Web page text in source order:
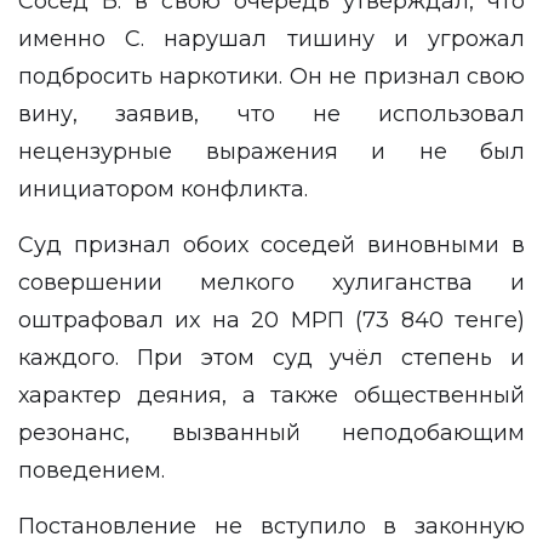
именно С. нарушал тишину и угрожал
подбросить наркотики. Он не признал свою
вину, заявив, что не использовал
нецензурные выражения и не был
инициатором конфликта.
Суд признал обоих соседей виновными в
совершении мелкого хулиганства и
оштрафовал их на 20 МРП (73 840 тенге)
каждого. При этом суд учёл степень и
характер деяния, а также общественный
резонанс, вызванный неподобающим
поведением.
Постановление не вступило в законную